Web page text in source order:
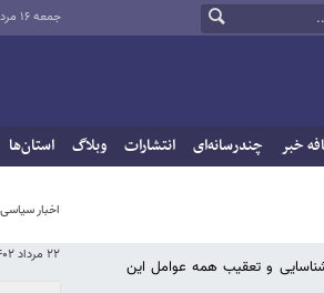
جمعه ۱۶ مرداد ۱۴۰۵
خبر چندرسانه‌ای انتشارات وبلاگ استان‌ها
اخبار سیاسی
۲۲ مرداد ۱۴۰۲ - ۲۲:۳۷
و تعقیب همه عوامل این